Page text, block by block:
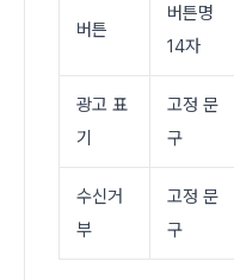
버튼
버튼명
14자
광고 표
기
고정 문
구
수신거
부
고정 문
구